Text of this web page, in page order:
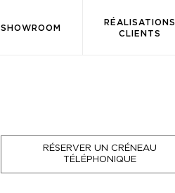
SHOWROOM
RÉALISATIONS
CLIENTS
RÉSERVER UN CRÉNEAU
TÉLÉPHONIQUE